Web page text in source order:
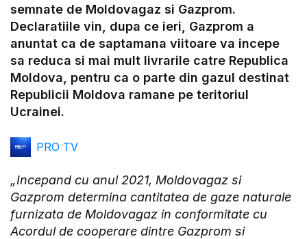
semnate de Moldovagaz si Gazprom.
Declaratiile vin, dupa ce ieri, Gazprom a
anuntat ca de saptamana viitoare va incepe
sa reduca si mai mult livrarile catre Republica
Moldova, pentru ca o parte din gazul destinat
Republicii Moldova ramane pe teritoriul
Ucrainei.
PRO TV
„Incepand cu anul 2021, Moldovagaz si
Gazprom determina cantitatea de gaze naturale
furnizata de Moldovagaz in conformitate cu
Acordul de cooperare dintre Gazprom si